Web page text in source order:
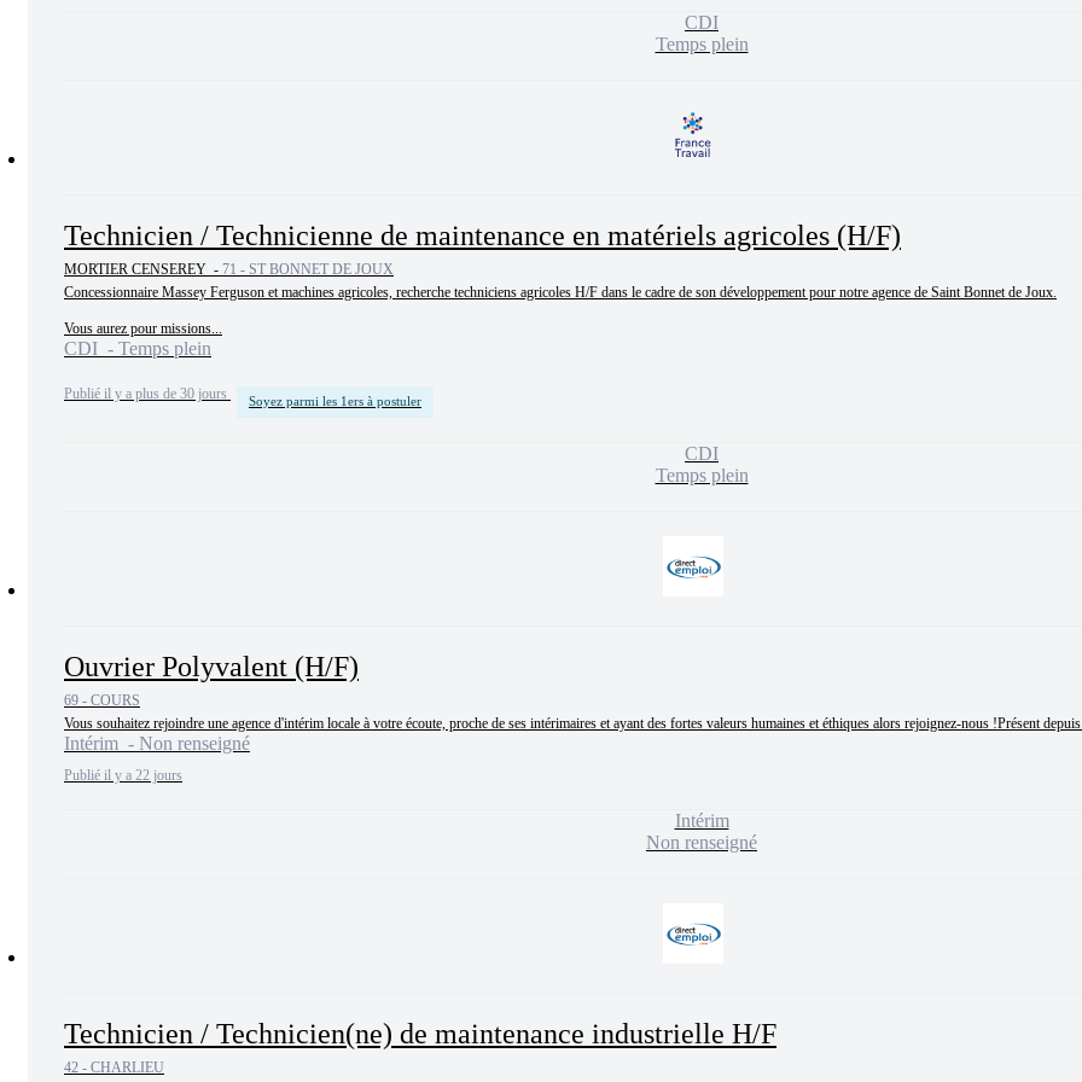
CDI
Temps plein
Technicien / Technicienne de maintenance en matériels agricoles (H/F)
MORTIER CENSEREY - 71 - ST BONNET DE JOUX
Concessionnaire Massey Ferguson et machines agricoles, recherche techniciens agricoles H/F dans le cadre de son développement pour notre agence de Saint Bonnet de Joux.
Vous aurez pour missions...
CDI - Temps plein
Publié il y a plus de 30 jours Soyez parmi les 1ers à postuler
CDI
Temps plein
Ouvrier Polyvalent (H/F)
69 - COURS
Vous souhaitez rejoindre une agence d'intérim locale à votre écoute, proche de ses intérimaires et ayant des fortes valeurs humaines et éthiques alors rejoignez-nous !Présent
Intérim - Non renseigné
Publié il y a 22 jours
Intérim
Non renseigné
Technicien / Technicien(ne) de maintenance industrielle H/F
42 - CHARLIEU